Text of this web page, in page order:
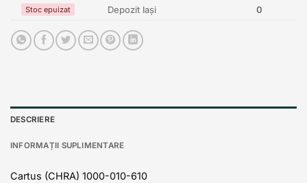
Stoc epuizat Depozit Iași 0
DESCRIERE
INFORMAȚII SUPLIMENTARE
Cartus (CHRA) 1000-010-610